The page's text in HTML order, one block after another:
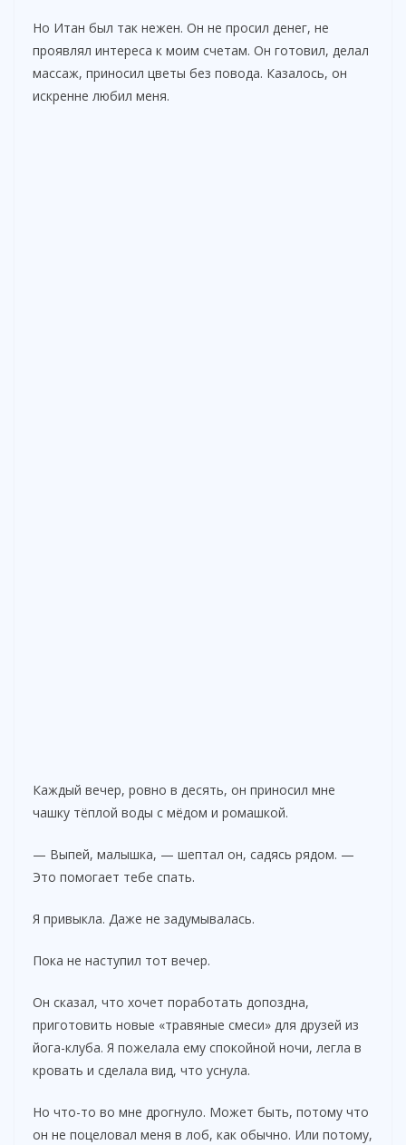
Но Итан был так нежен. Он не просил денег, не
проявлял интереса к моим счетам. Он готовил, делал
массаж, приносил цветы без повода. Казалось, он
искренне любил меня.
Каждый вечер, ровно в десять, он приносил мне
чашку тёплой воды с мёдом и ромашкой.
— Выпей, малышка, — шептал он, садясь рядом. —
Это помогает тебе спать.
Я привыкла. Даже не задумывалась.
Пока не наступил тот вечер.
Он сказал, что хочет поработать допоздна,
приготовить новые «травяные смеси» для друзей из
йога-клуба. Я пожелала ему спокойной ночи, легла в
кровать и сделала вид, что уснула.
Но что-то во мне дрогнуло. Может быть, потому что
он не поцеловал меня в лоб, как обычно. Или потому,